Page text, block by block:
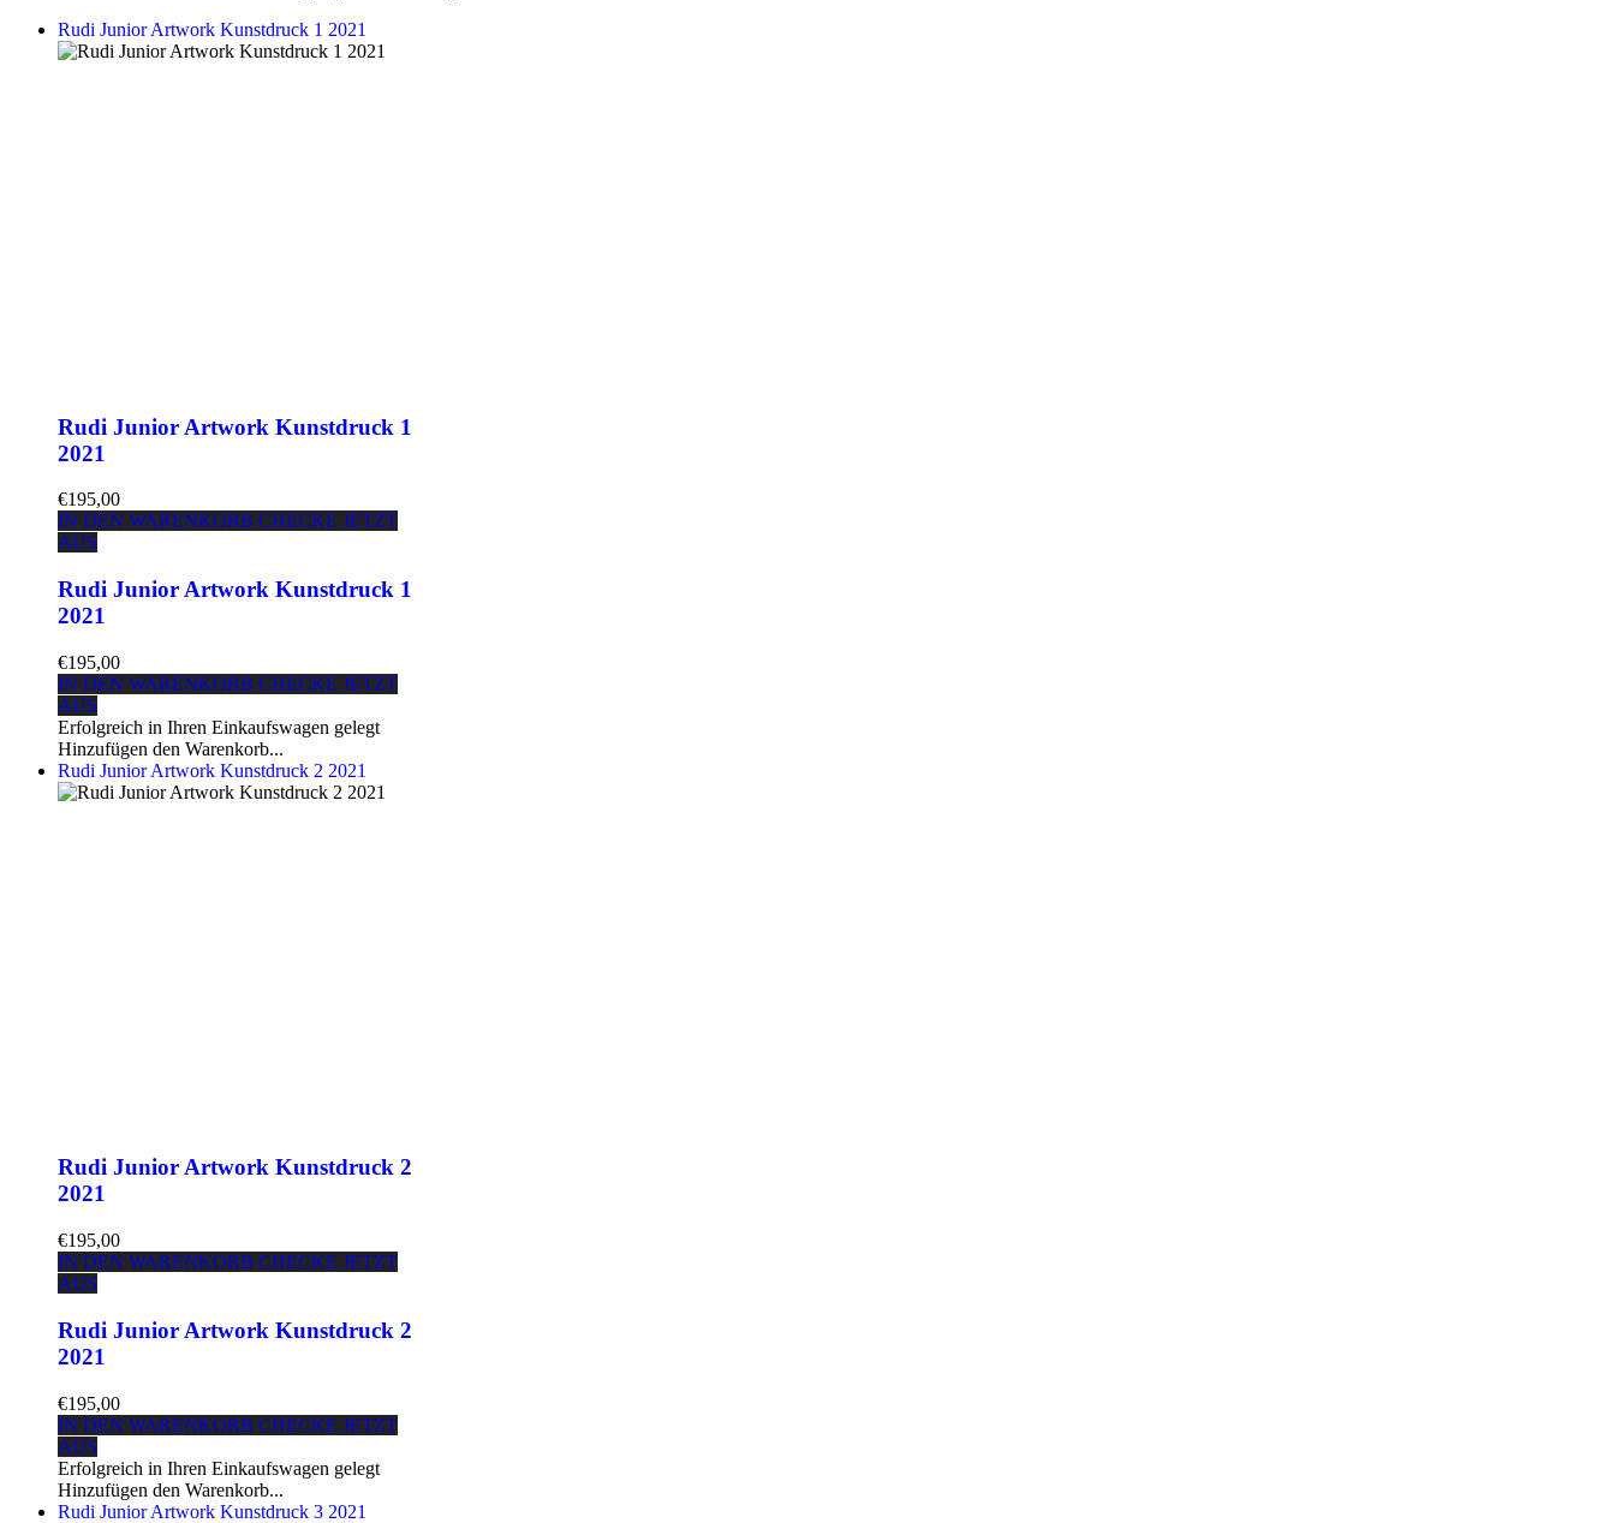
Rudi Junior Artwork Kunstdruck 1 2021
Rudi Junior Artwork Kunstdruck 1
2021
€195,00
IN DEN WARENKORB CHECKE JETZT
AUS
Rudi Junior Artwork Kunstdruck 1
2021
€195,00
IN DEN WARENKORB CHECKE JETZT
AUS
Erfolgreich in Ihren Einkaufswagen gelegt
Hinzufügen den Warenkorb...
Rudi Junior Artwork Kunstdruck 2 2021
Rudi Junior Artwork Kunstdruck 2
2021
€195,00
IN DEN WARENKORB CHECKE JETZT
AUS
Rudi Junior Artwork Kunstdruck 2
2021
€195,00
IN DEN WARENKORB CHECKE JETZT
AUS
Erfolgreich in Ihren Einkaufswagen gelegt
Hinzufügen den Warenkorb...
Rudi Junior Artwork Kunstdruck 3 2021